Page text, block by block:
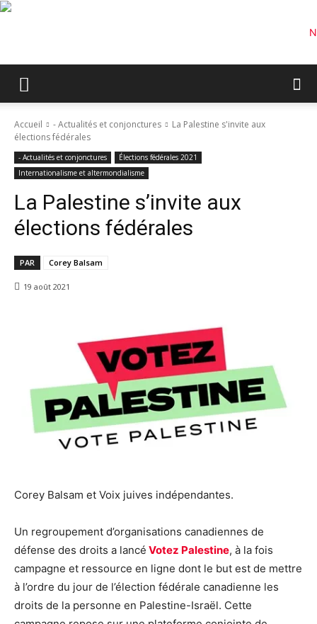
Accueil - Actualités et conjonctures
La Palestine s'invite aux
élections fédérales
- Actualités et conjonctures
Élections fédérales 2021
Internationalisme et altermondialisme
La Palestine s’invite aux
élections fédérales
PAR Corey Balsam
19 août 2021
Corey Balsam et Voix juives indépendantes.
Un regroupement d’organisations canadiennes de
défense des droits a lancé Votez Palestine, à la fois
campagne et ressource en ligne dont le but est de mettre
à l’ordre du jour de l’élection fédérale canadienne les
droits de la personne en Palestine-Israël. Cette